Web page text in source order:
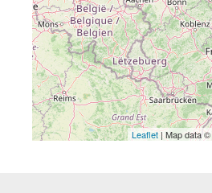
Leaflet | Map data ©